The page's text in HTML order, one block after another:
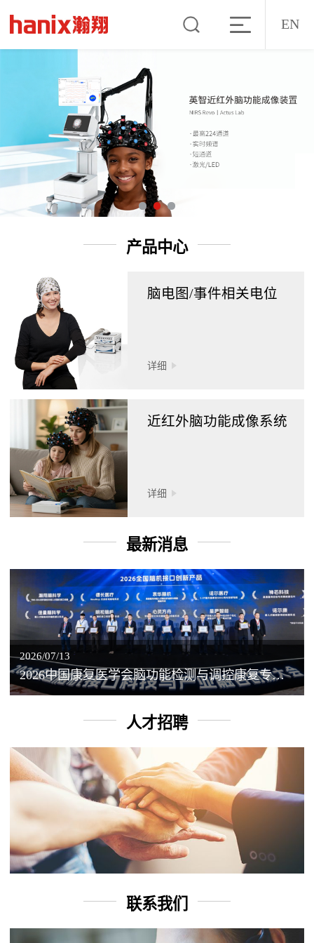
EN
产品中心
脑电图/事件相关电位
详细
近红外脑功能成像系统
详细
最新消息
2026/07/13
2026中国康复医学会脑功能检测与调控康复专业委员会学术年会丨脑客中国：脑机接口——EEG驱动TMS闭环调控工作坊
人才招聘
联系我们